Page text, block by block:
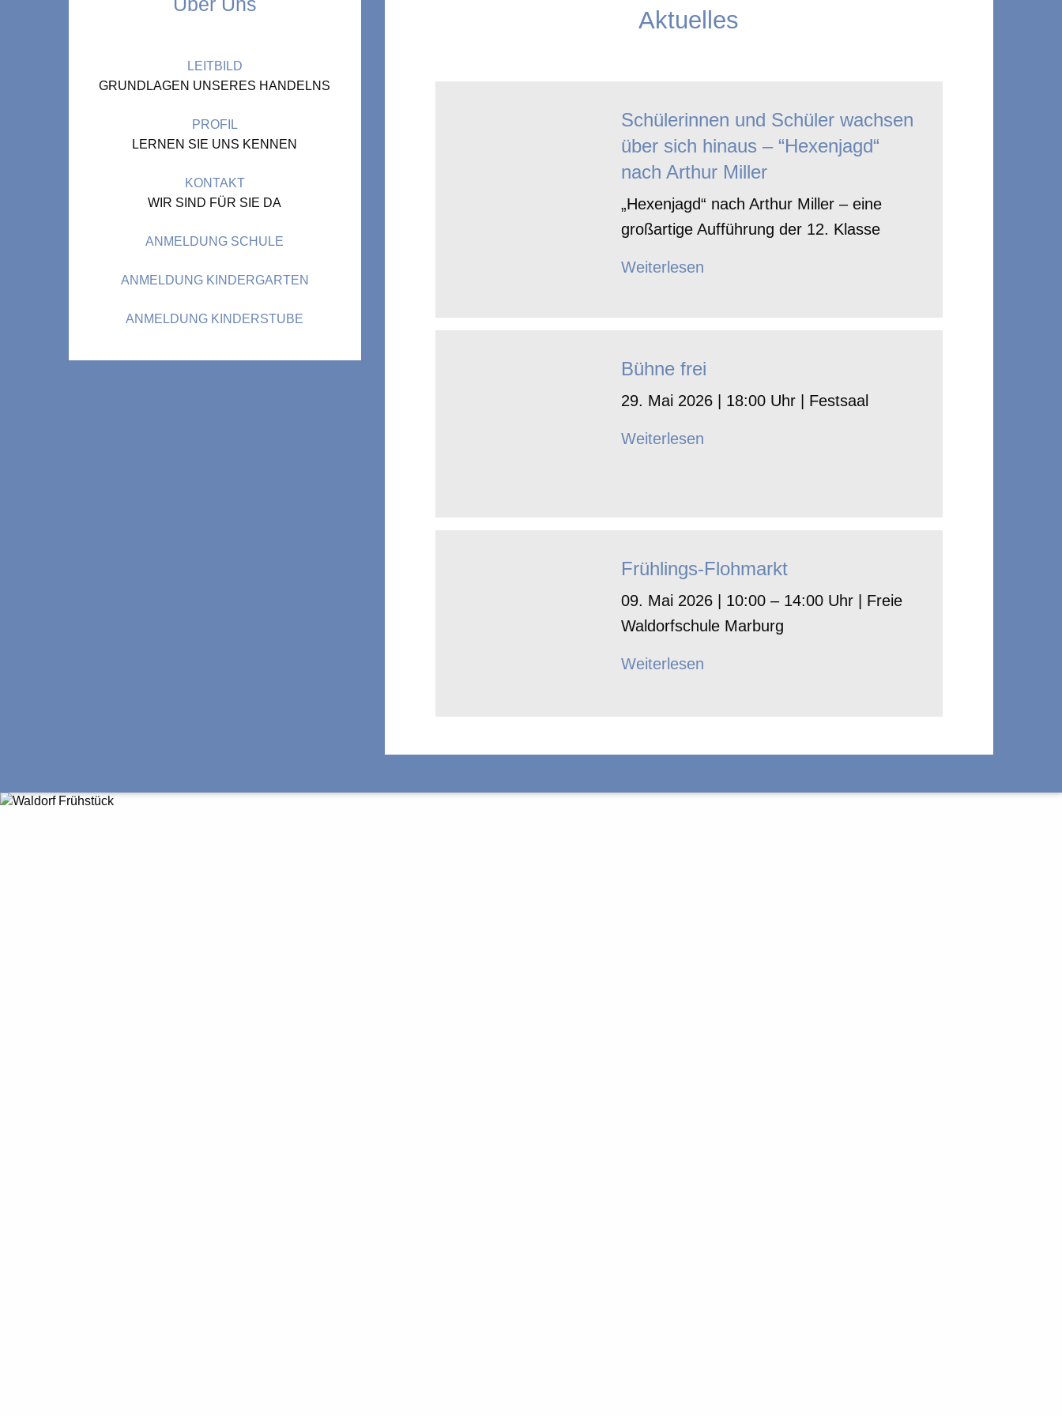
LEITBILD
GRUNDLAGEN UNSERES HANDELNS
PROFIL
LERNEN SIE UNS KENNEN
KONTAKT
WIR SIND FÜR SIE DA
ANMELDUNG SCHULE
ANMELDUNG KINDERGARTEN
ANMELDUNG KINDERSTUBE
Aktuelles
Schülerinnen und Schüler wachsen
über sich hinaus – “Hexenjagd“
nach Arthur Miller
„Hexenjagd“ nach Arthur Miller – eine
großartige Aufführung der 12. Klasse
Weiterlesen
Bühne frei
29. Mai 2026 | 18:00 Uhr | Festsaal
Weiterlesen
Frühlings-Flohmarkt
09. Mai 2026 | 10:00 – 14:00 Uhr | Freie
Waldorfschule Marburg
Weiterlesen